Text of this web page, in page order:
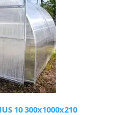
10 300x1000x210